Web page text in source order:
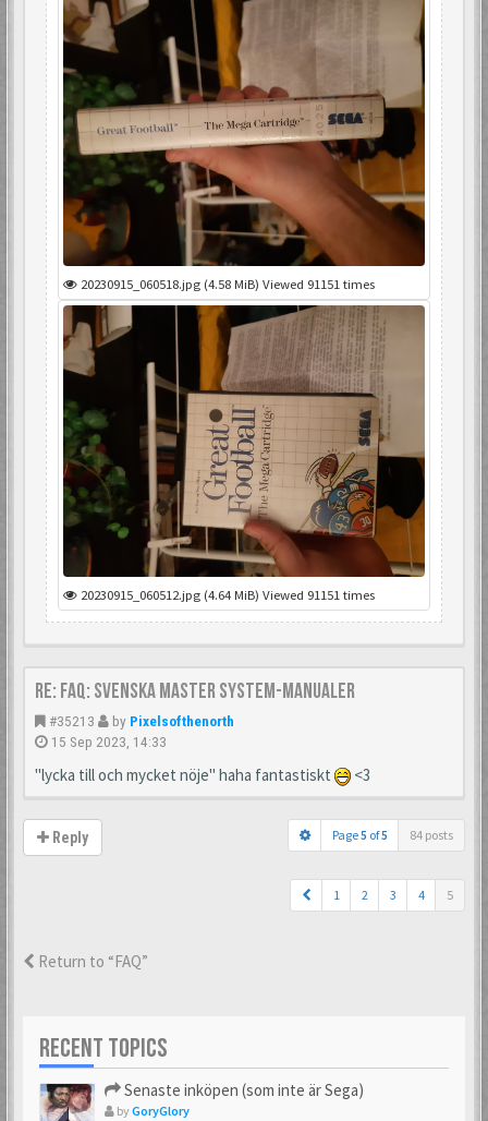
20230915_060518.jpg (4.58 MiB) Viewed 91151 times
20230915_060512.jpg (4.64 MiB) Viewed 91151 times
Re: FAQ: Svenska Master System-manualer
#35213 by Pixelsofthenorth
15 Sep 2023, 14:33
"lycka till och mycket nöje" haha fantastiskt <3
Reply Page5 of5 84 posts
1 2 3 4 5
Return to “FAQ”
RECENT TOPICS
Senaste inköpen (som inte är Sega)
byGoryGlory